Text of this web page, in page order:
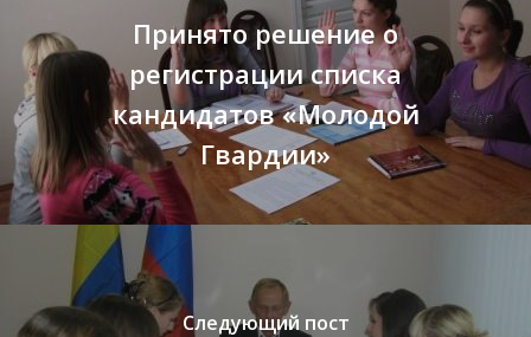
Принято решение о
регистрации списка
кандидатов «Молодой
Гвардии»
Следующий пост